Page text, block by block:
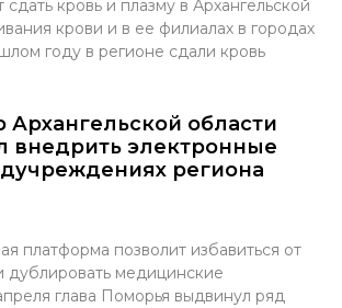
сдать кровь и плазму в Архангельской
крови и в ее филиалах в городах
году в регионе сдали кровь
Архангельской области
внедрить электронные
региона
платформа позволит избавиться от
дублировать медицинские
глава Поморья выдвинул ряд